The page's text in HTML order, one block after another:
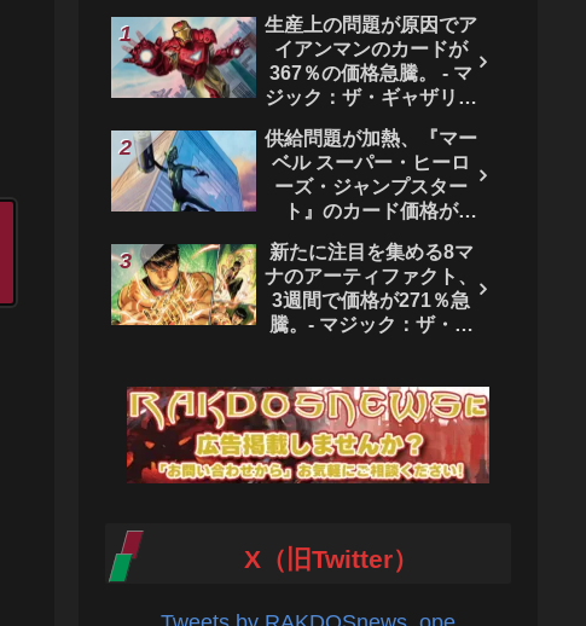
生産上の問題が原因でア
イアンマンのカードが
367％の価格急騰。 - マ
ジック：ザ・ギャザリン
供給問題が加熱、『マー
ベル スーパー・ヒーロ
ーズ・ジャンプスター
ト』のカード価格が
ク：ザ・ギャザリング
新たに注目を集める8マ
ナのアーティファクト、
3週間で価格が271％急
騰。- マジック：ザ・ギ
X（旧Twitter）